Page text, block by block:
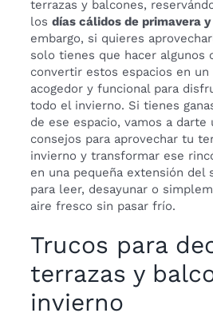
terrazas y balcones,
losdías cálidos de primavera
embargo, si quieres
solo tienes que hacer algunos
convertir estos espacios en un
acogedor y funcional para
todo el invierno. Si tienes
de ese espacio, vamos a darte
consejos para aprovechar tu
invierno y transformar ese
en una pequeña extensión del
para leer, desayunar o
aire fresco sin pasar frío.
Trucos para
terrazas y
invierno